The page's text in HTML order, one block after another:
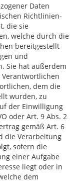
Daten
Richtlinien-
die sie
welche durch die
bereitgestellt
und
Sie hat außerdem
Verantwortlichen
dem die
wurden, zu
der Einwilligung
oder Art. 9 Abs. 2
gemäß Art. 6
die Verarbeitung
sofern die
einer Aufgabe
liegt oder in
dem